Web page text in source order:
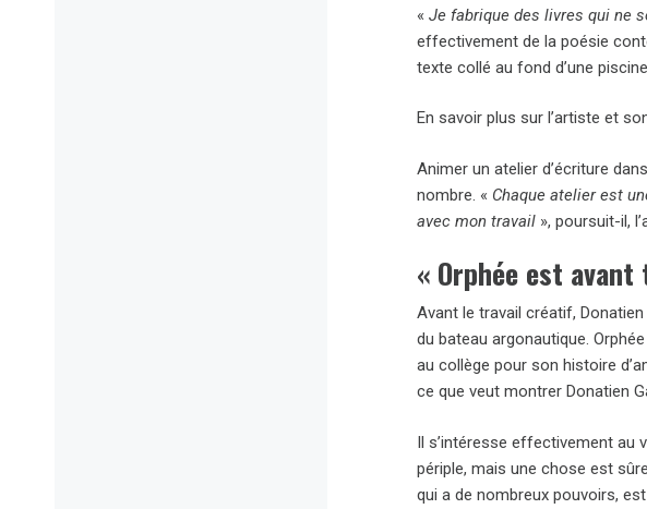
«Je fabrique des livres qui ne
effectivement de la poésie
texte collé au fond d’une
En savoir plus sur l’artiste et
Animer un atelier d’écriture
nombre. « Chaque atelier est
avec mon travail », poursuit-il,
« Orphée est
Avant le travail créatif,
du bateau argonautique.
au collège pour son histoire
ce que veut montrer Donatien
Il s’intéresse effectivement au
périple, mais une chose est
qui a de nombreux pouvoirs,